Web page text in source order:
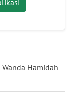
Hamidah